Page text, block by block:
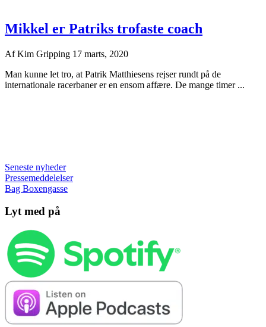
Mikkel er Patriks trofaste coach
AfKim Gripping 17 marts, 2020
Man kunne let tro, at Patrik Matthiesens rejser rundt på de
internationale racerbaner er en ensom affære. De mange timer ...
Seneste nyheder
Pressemeddelelser
Bag Boxengasse
Lyt med på